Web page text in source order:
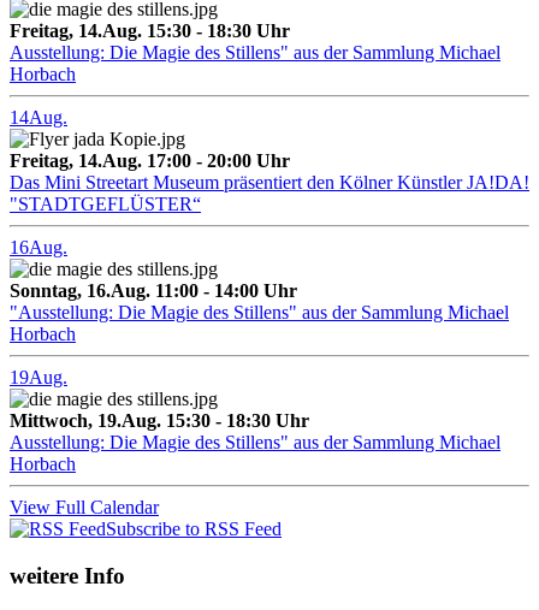
Freitag, 14.Aug. 15:30 - 18:30 Uhr
Ausstellung: Die Magie des Stillens" aus der Sammlung Michael
Horbach
14Aug.
Freitag, 14.Aug. 17:00 - 20:00 Uhr
Das Mini Streetart Museum präsentiert den Kölner Künstler JA!DA!
"STADTGEFLÜSTER“
16Aug.
Sonntag, 16.Aug. 11:00 - 14:00 Uhr
"Ausstellung: Die Magie des Stillens" aus der Sammlung Michael
Horbach
19Aug.
Mittwoch, 19.Aug. 15:30 - 18:30 Uhr
Ausstellung: Die Magie des Stillens" aus der Sammlung Michael
Horbach
View Full Calendar
Subscribe to RSS Feed
weitere Info